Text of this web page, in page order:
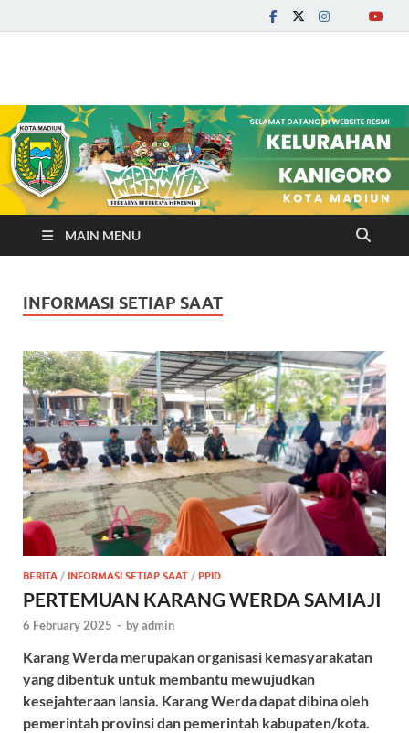
Kelurahan Kanigoro
MAIN MENU
INFORMASI SETIAP SAAT
BERITA / INFORMASI SETIAP SAAT / PPID
PERTEMUAN KARANG WERDA SAMIAJI
6 February 2025 - byadmin
Karang Werda merupakan organisasi kemasyarakatan
yang dibentuk untuk membantu mewujudkan
kesejahteraan lansia. Karang Werda dapat dibina oleh
pemerintah provinsi dan pemerintah kabupaten/kota.